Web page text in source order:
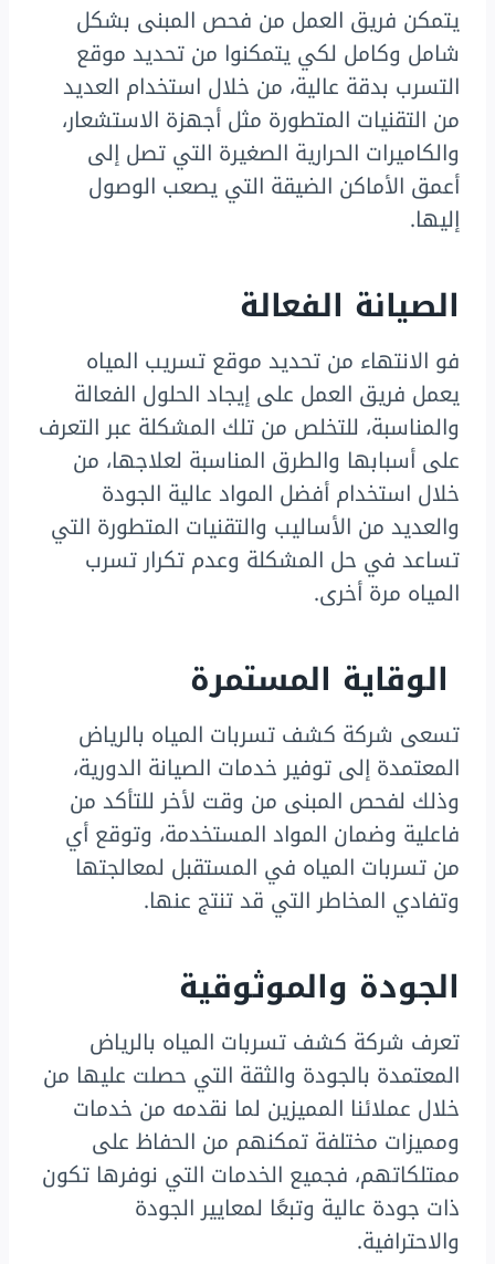
يتمكن فريق العمل من فحص المبنى بشكل
شامل وكامل لكي يتمكنوا من تحديد موقع
التسرب بدقة عالية، من خلال استخدام العديد
من التقنيات المتطورة مثل أجهزة الاستشعار،
والكاميرات الحرارية الصغيرة التي تصل إلى
أعمق الأماكن الضيقة التي يصعب الوصول
إليها.
الصيانة الفعالة
فو الانتهاء من تحديد موقع تسريب المياه
يعمل فريق العمل على إيجاد الحلول الفعالة
والمناسبة، للتخلص من تلك المشكلة عبر التعرف
على أسبابها والطرق المناسبة لعلاجها، من
خلال استخدام أفضل المواد عالية الجودة
والعديد من الأساليب والتقنيات المتطورة التي
تساعد في حل المشكلة وعدم تكرار تسرب
المياه مرة أخرى.
الوقاية المستمرة
تسعى شركة كشف تسربات المياه بالرياض
المعتمدة إلى توفير خدمات الصيانة الدورية،
وذلك لفحص المبنى من وقت لأخر للتأكد من
فاعلية وضمان المواد المستخدمة، وتوقع أي
من تسربات المياه في المستقبل لمعالجتها
وتفادي المخاطر التي قد تنتج عنها.
الجودة والموثوقية
تعرف شركة كشف تسربات المياه بالرياض
المعتمدة بالجودة والثقة التي حصلت عليها من
خلال عملائنا المميزين لما نقدمه من خدمات
ومميزات مختلفة تمكنهم من الحفاظ على
ممتلكاتهم، فجميع الخدمات التي نوفرها تكون
ذات جودة عالية وتبعًا لمعايير الجودة
والاحترافية.